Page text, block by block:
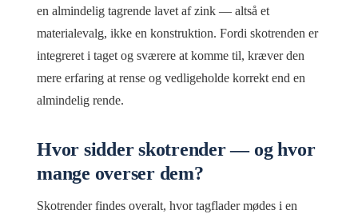
en almindelig tagrende lavet af zink — altså et
materialevalg, ikke en konstruktion. Fordi skotrenden er
integreret i taget og sværere at komme til, kræver den
mere erfaring at rense og vedligeholde korrekt end en
almindelig rende.
Hvor sidder skotrender — og hvor
mange overser dem?
Skotrender findes overalt, hvor tagflader mødes i en